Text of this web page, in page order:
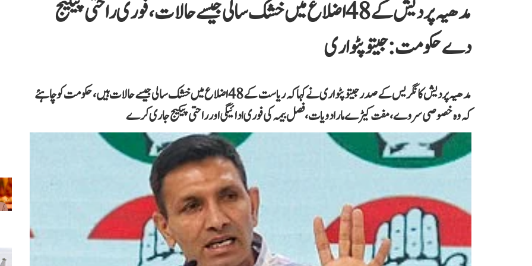
مدھیہ پردیش کے 48 اضلاع میں خشک سالی جیسے حالات، فوری راحتی پیکیج
دے حکومت: جیتو پٹواری
مدھیہ پردیش کانگریس کے صدر جیتو پٹواری نے کہا کہ ریاست کے 48 اضلاع میں خشک سالی جیسے حالات ہیں، حکومت کو چاہئے
کہ وہ خصوصی سروے، مفت کیڑے مار ادویات، فصل بیمہ کی فوری ادائیگی اور راحتی پیکیج جاری کرے